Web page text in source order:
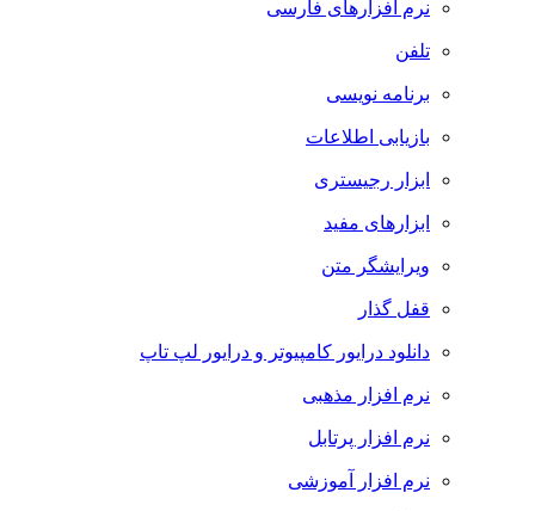
نرم افزارهای فارسی
تلفن
برنامه نویسی
بازیابی اطلاعات
ابزار رجیستری
ابزارهای مفید
ویرایشگر متن
قفل گذار
دانلود درایور کامپیوتر و درایور لپ تاپ
نرم افزار مذهبی
نرم افزار پرتابل
نرم افزار آموزشی